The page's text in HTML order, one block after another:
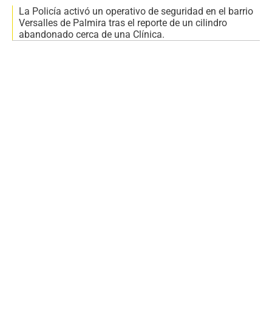
La Policía activó un operativo de seguridad en el barrio
Versalles de Palmira tras el reporte de un cilindro
abandonado cerca de una Clínica.